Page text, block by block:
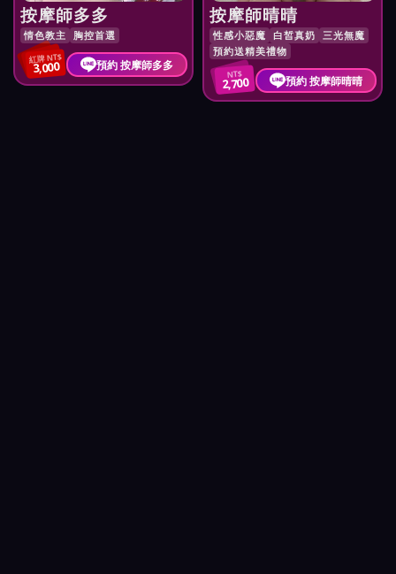
按摩師多多
情色教主 胸控首選
紅牌 NT$
3,000 預約 按摩師多多
按摩師晴晴
性感小惡魔 白皙真奶 三光無魔
預約送精美禮物
NT$
2,700 預約 按摩師晴晴